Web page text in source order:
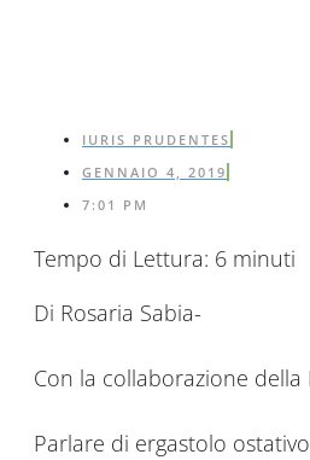
IURIS PRUDENTES
GENNAIO 4, 2019
7:01 PM
Tempo di Lettura: 6 minuti
Di Rosaria Sabia-
Con la collaborazione della
Parlare di ergastolo